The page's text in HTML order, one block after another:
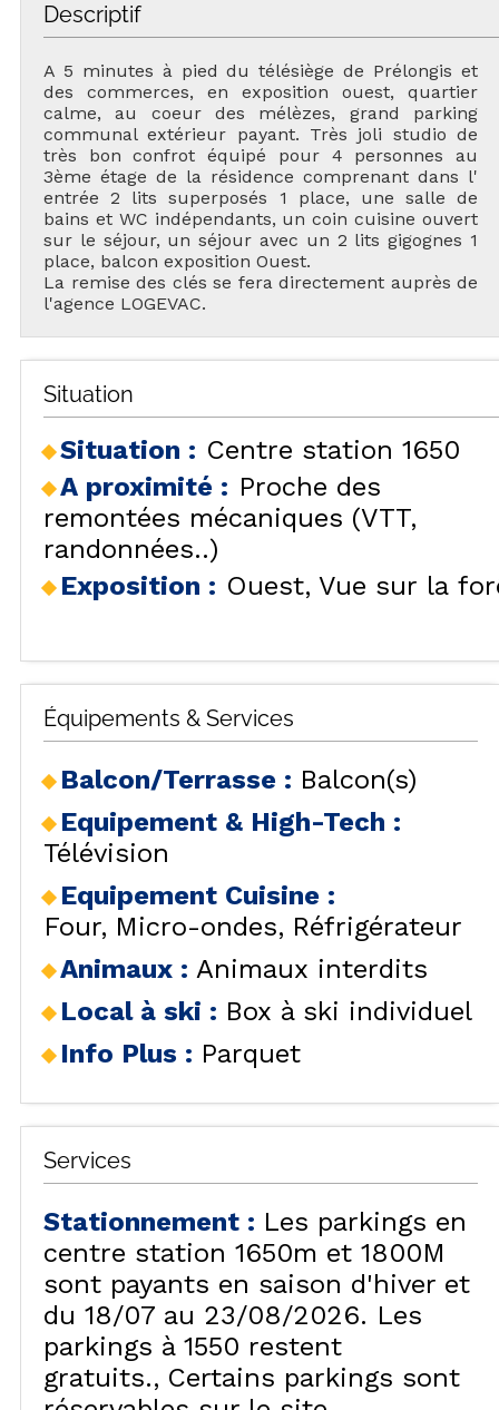
Descriptif
A 5 minutes à pied du télésiège de Prélongis et
des commerces, en exposition ouest, quartier
calme, au coeur des mélèzes, grand parking
communal extérieur payant. Très joli studio de
très bon confrot équipé pour 4 personnes au
3ème étage de la résidence comprenant dans l'
entrée 2 lits superposés 1 place, une salle de
bains et WC indépendants, un coin cuisine ouvert
sur le séjour, un séjour avec un 2 lits gigognes 1
place, balcon exposition Ouest.
La remise des clés se fera directement auprès de
l'agence LOGEVAC.
Situation
Situation : Centre station 1650
A proximité : Proche des
remontées mécaniques (VTT,
randonnées..)
Exposition : Ouest Vue sur la
Équipements & Services
Balcon/Terrasse : Balcon(s)
Equipement & High-Tech :
Télévision
Equipement Cuisine :
Four Micro-ondes
Réfrigérateur
Animaux : Animaux interdits
Local à ski : Box à ski individuel
Info Plus : Parquet
Services
Stationnement : Les parkings en
centre station 1650m et 1800M
sont payants en saison d'hiver et
du 18/07 au 23/08/2026. Les
parkings à 1550 restent
gratuits.
Certains parkings sont